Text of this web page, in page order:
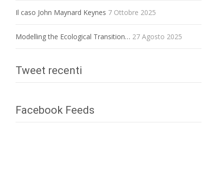
Il caso John Maynard Keynes 7 Ottobre 2025
Modelling the Ecological Transition… 27 Agosto 2025
Tweet recenti
Facebook Feeds